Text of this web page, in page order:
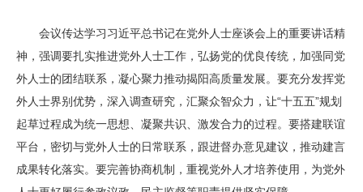
会议传达学习习近平总书记在党外人士座谈会上的重要讲话精
神，强调要扎实推进党外人士工作，弘扬党的优良传统，加强同党
外人士的团结联系，凝心聚力推动揭阳高质量发展。要充分发挥党
外人士界别优势，深入调查研究，汇聚众智众力，让“十五五”规划
起草过程成为统一思想、凝聚共识、激发合力的过程。要搭建联谊
平台，密切与党外人士的日常联系，跟进督办意见建议，推动建言
成果转化落实。要完善协商机制，重视党外人才培养使用，为党外